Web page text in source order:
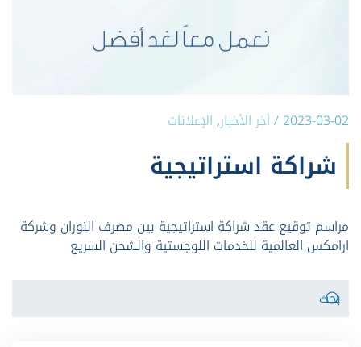
2023-03-02
/أخر الأخبار,الإعلانات
شراكة استراتيجية
مراسم توقيع عقد شراكة استراتيجية بين مصرف النوران وشركة
ارامكس العالمية للخدمات اللوجستية والشحن السريع